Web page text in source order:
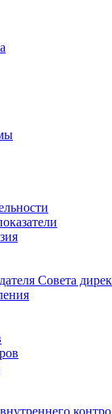
Совета